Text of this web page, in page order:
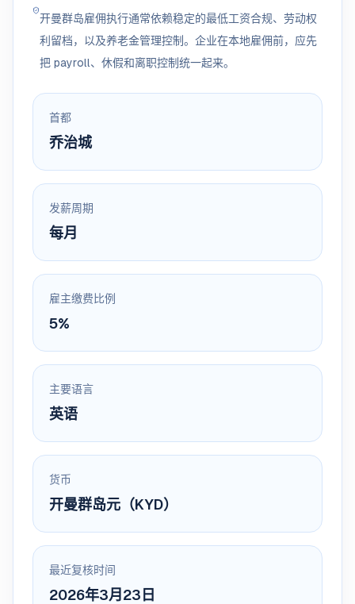
开曼群岛雇佣执行通常依赖稳定的最低工资合规、劳动权
利留档，以及养老金管理控制。企业在本地雇佣前，应先
把 payroll、休假和离职控制统一起来。
首都
乔治城
发薪周期
每月
雇主缴费比例
5%
主要语言
英语
货币
开曼群岛元（KYD）
最近复核时间
2026年3月23日